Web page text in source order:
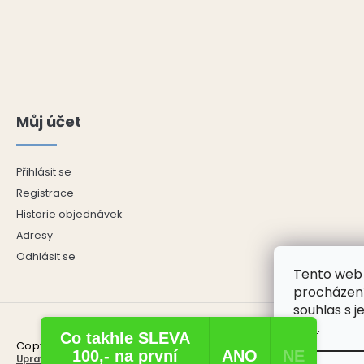
Tento
souhlas s
.
Můj účet
Přihlásit se
Registrace
Historie objednávek
Adresy
Odhlásit se
Copyright 2026ŘECKÝ E-SHOP. Všechna práva vyhrazena.
Upravit nastavení cookies
Co takhle SLEVA
100,- na první
ANO​ NE​